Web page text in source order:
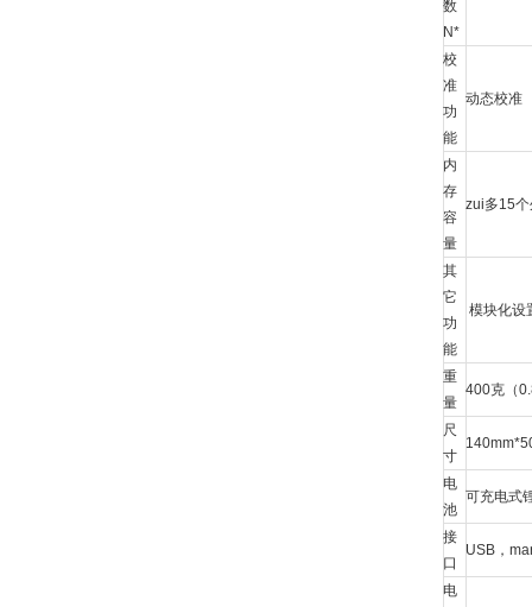
数
N*
校
准
功
能
动态校准
内
存
容
量
zui多15
其
它
功
能
模块化设
重
量
400克（
尺
寸
电
池
可充电式
接
口
USB，
电